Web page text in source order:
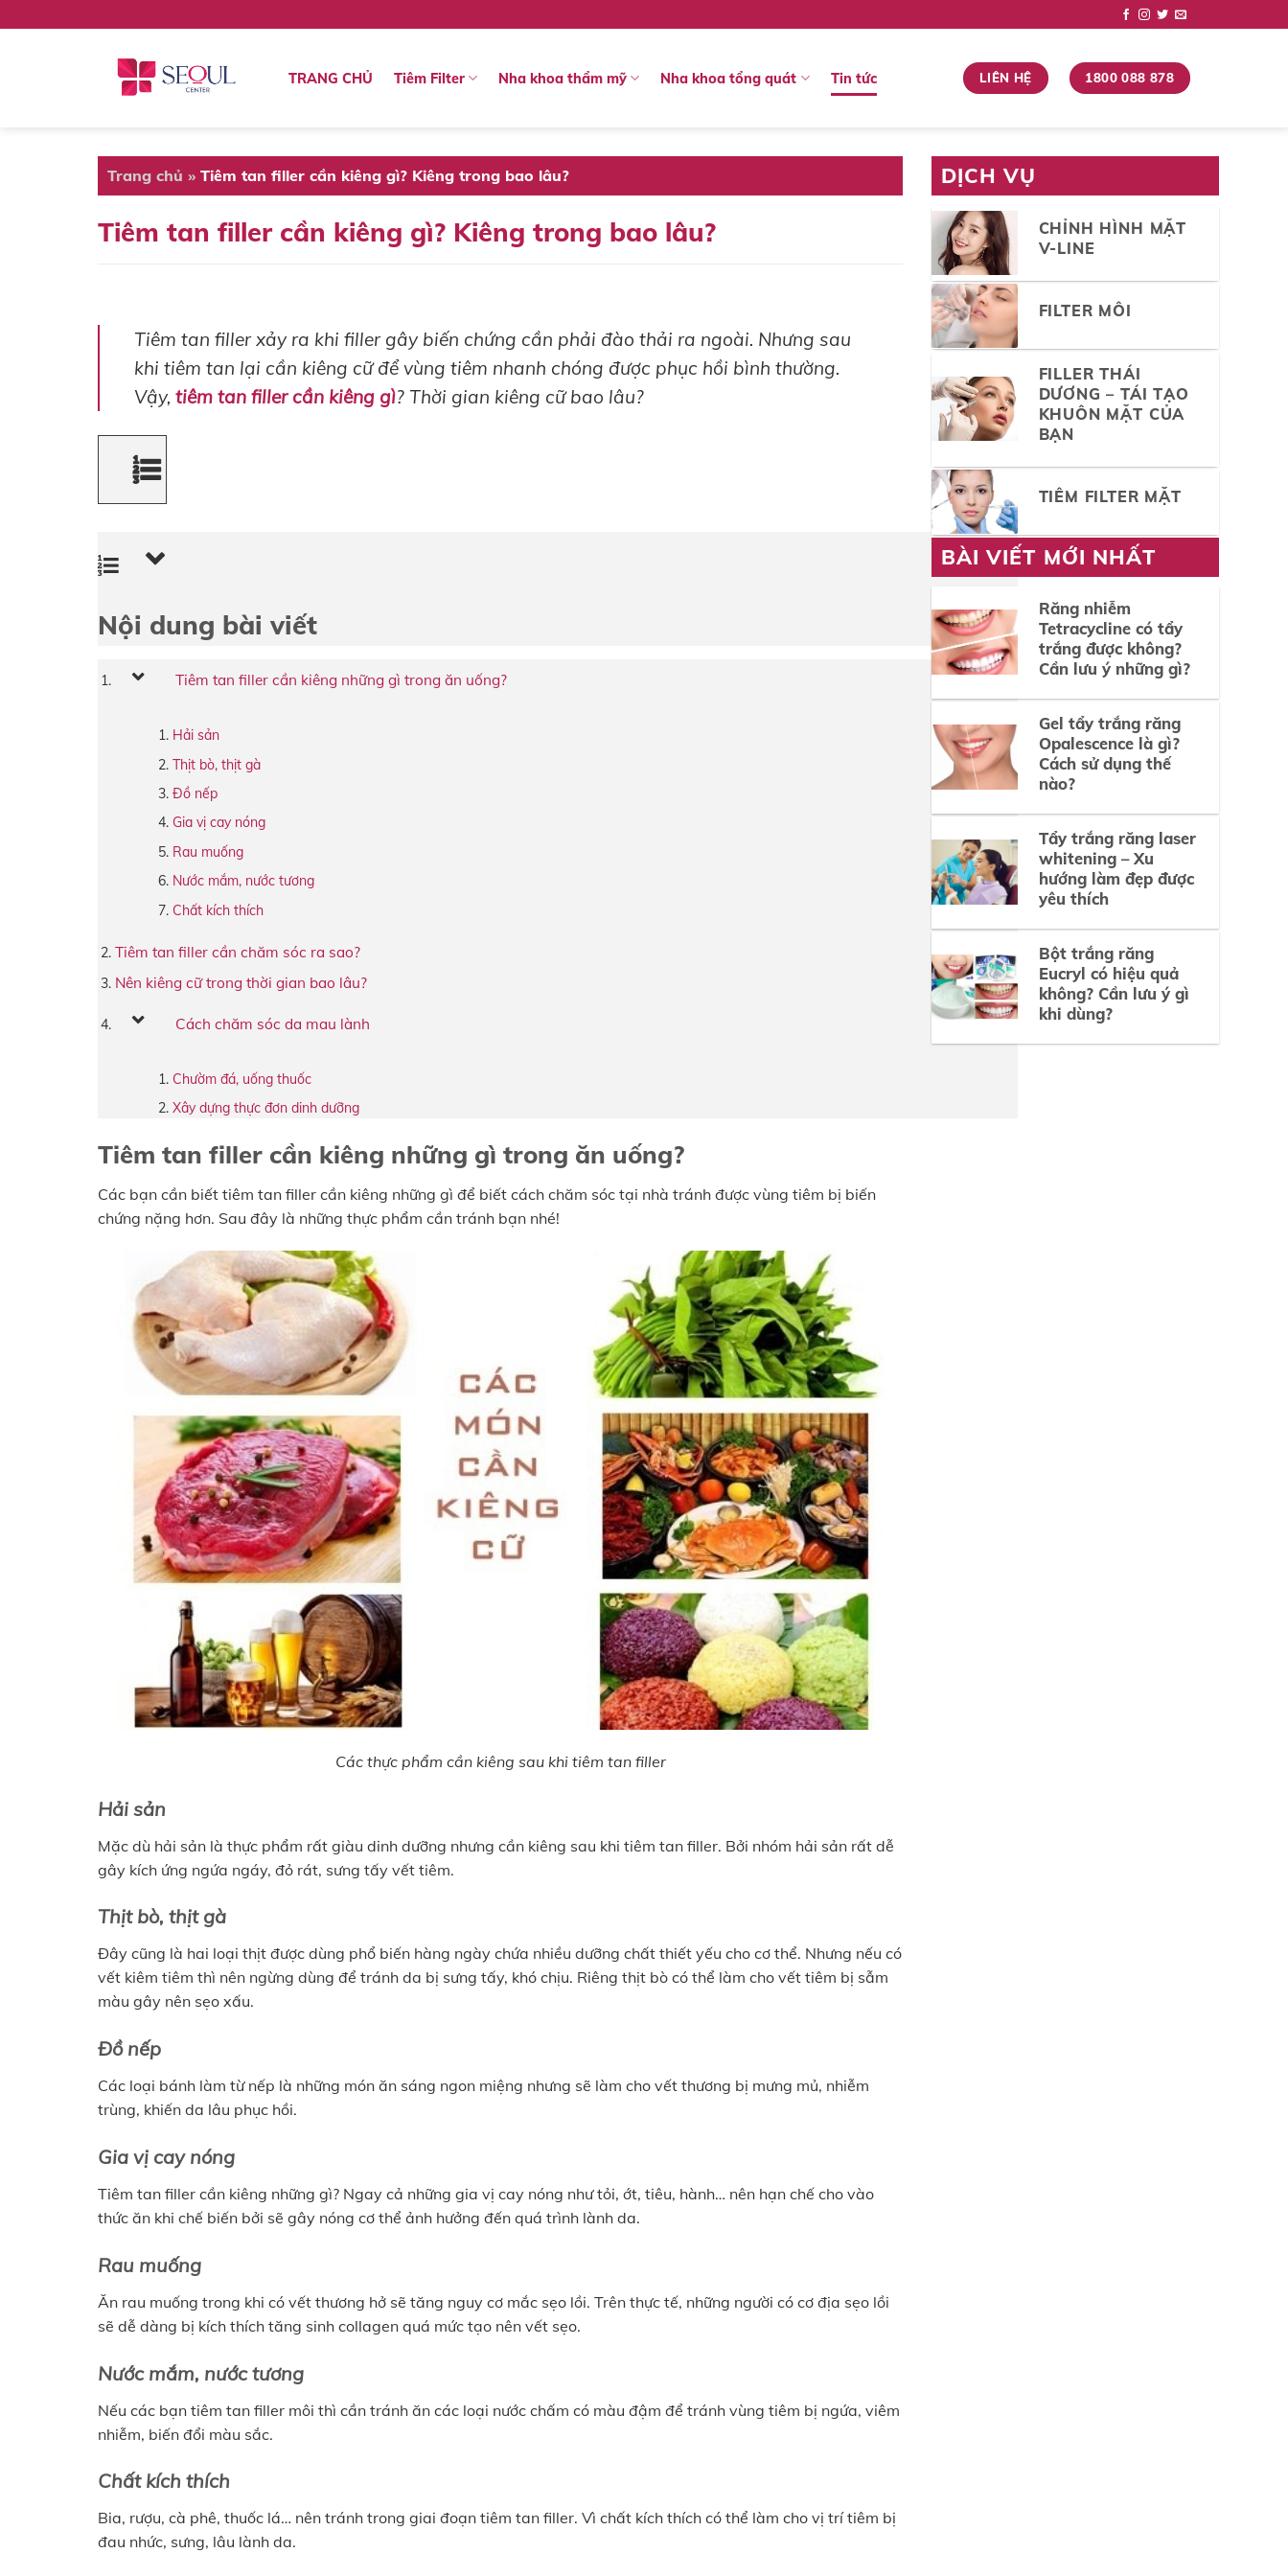
TRANG CHỦ Tiêm Filter Nha khoa thẩm mỹ Nha khoa tổng quát Tin tức LIÊN HỆ 1800 088 878
Trang chủ » Tiêm tan filler cần kiêng gì? Kiêng trong bao lâu?
Tiêm tan filler cần kiêng gì? Kiêng trong bao lâu?
Tiêm tan filler xảy ra khi filler gây biến chứng cần phải đào thải ra ngoài. Nhưng sau
khi tiêm tan lại cần kiêng cữ để vùng tiêm nhanh chóng được phục hồi bình thường.
Vậy, tiêm tan filler cần kiêng gì? Thời gian kiêng cữ bao lâu?
Nội dung bài viết
Tiêm tan filler cần kiêng những gì trong ăn uống?
Hải sản
Thịt bò, thịt gà
Đồ nếp
Gia vị cay nóng
Rau muống
Nước mắm, nước tương
Chất kích thích
Tiêm tan filler cần chăm sóc ra sao?
Nên kiêng cữ trong thời gian bao lâu?
Cách chăm sóc da mau lành
Chườm đá, uống thuốc
Xây dựng thực đơn dinh dưỡng
Tiêm tan filler cần kiêng những gì trong ăn uống?
Các bạn cần biết tiêm tan filler cần kiêng những gì để biết cách chăm sóc tại nhà tránh được vùng tiêm bị biến
chứng nặng hơn. Sau đây là những thực phẩm cần tránh bạn nhé!
Các thực phẩm cần kiêng sau khi tiêm tan filler
Hải sản
Mặc dù hải sản là thực phẩm rất giàu dinh dưỡng nhưng cần kiêng sau khi tiêm tan filler. Bởi nhóm hải sản rất dễ
gây kích ứng ngứa ngáy, đỏ rát, sưng tấy vết tiêm.
Thịt bò, thịt gà
Đây cũng là hai loại thịt được dùng phổ biến hàng ngày chứa nhiều dưỡng chất thiết yếu cho cơ thể. Nhưng nếu có
vết kiêm tiêm thì nên ngừng dùng để tránh da bị sưng tấy, khó chịu. Riêng thịt bò có thể làm cho vết tiêm bị sẫm
màu gây nên sẹo xấu.
Đồ nếp
Các loại bánh làm từ nếp là những món ăn sáng ngon miệng nhưng sẽ làm cho vết thương bị mưng mủ, nhiễm
trùng, khiến da lâu phục hồi.
Gia vị cay nóng
Tiêm tan filler cần kiêng những gì? Ngay cả những gia vị cay nóng như tỏi, ớt, tiêu, hành… nên hạn chế cho vào
thức ăn khi chế biến bởi sẽ gây nóng cơ thể ảnh hưởng đến quá trình lành da.
Rau muống
Ăn rau muống trong khi có vết thương hở sẽ tăng nguy cơ mắc sẹo lồi. Trên thực tế, những người có cơ địa sẹo lồi
sẽ dễ dàng bị kích thích tăng sinh collagen quá mức tạo nên vết sẹo.
Nước mắm, nước tương
Nếu các bạn tiêm tan filler môi thì cần tránh ăn các loại nước chấm có màu đậm để tránh vùng tiêm bị ngứa, viêm
nhiễm, biến đổi màu sắc.
Chất kích thích
Bia, rượu, cà phê, thuốc lá… nên tránh trong giai đoạn tiêm tan filler. Vì chất kích thích có thể làm cho vị trí tiêm bị
đau nhức, sưng, lâu lành da.
DỊCH VỤ
CHỈNH HÌNH MẶT
V-LINE
FILTER MÔI
FILLER THÁI
DƯƠNG – TÁI TẠO
KHUÔN MẶT CỦA
BẠN
TIÊM FILTER MẶT
BÀI VIẾT MỚI NHẤT
Răng nhiễm
Tetracycline có tẩy
trắng được không?
Cần lưu ý những gì?
Gel tẩy trắng răng
Opalescence là gì?
Cách sử dụng thế
nào?
Tẩy trắng răng laser
whitening – Xu
hướng làm đẹp được
yêu thích
Bột trắng răng
Eucryl có hiệu quả
không? Cần lưu ý gì
khi dùng?